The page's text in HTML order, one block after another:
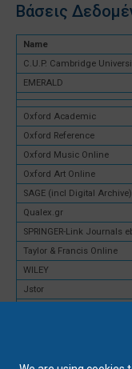
Βάσεις
Name
C.U.P. Cambridge
EMERALD
Oxford Academic
Oxford Reference
Oxford Music Online
Oxford Art Online
SAGE (incl Digital Archive)
Qualex.gr
SPRINGER-Link Journals
Taylor & Francis Online
WILEY
Jstor
Proquest Ebook Central